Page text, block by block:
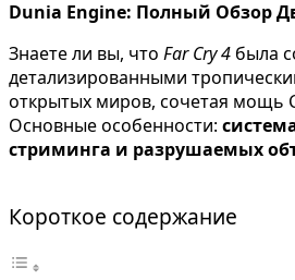
Dunia Engine: Полный Обзор
Знаете ли вы, что Far Cry 4 была
детализированными
открытых миров, сочетая мощь
Основные особенности:
стриминга и разрушаемых
Короткое содержание